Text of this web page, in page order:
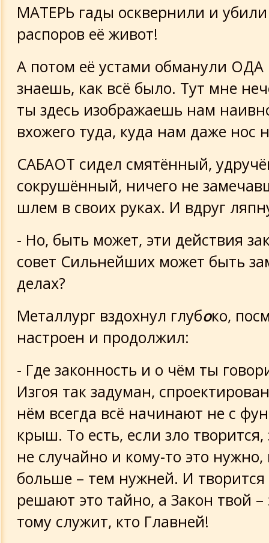
МАТЕРЬ гады осквернили и убили
распоров её живот!
А потом её устами обманули
знаешь, как всё было. Тут мне
ты здесь изображаешь нам
вхожего туда, куда нам даже нос
САБАОТ сидел смятённый,
сокрушённый, ничего не
шлем в своих руках. И вдруг
- Но, быть может, эти действия
совет Сильнейших может быть
делах?
Металлург вздохнул глубоко,
настроен и продолжил:
- Где законность и о чём ты
Изгоя так задуман,
нём всегда всё начинают не с
крыш. То есть, если зло творится,
не случайно и кому-то это
больше – тем нужней. И творится
решают это тайно, а Закон твой
тому служит, кто Главней!